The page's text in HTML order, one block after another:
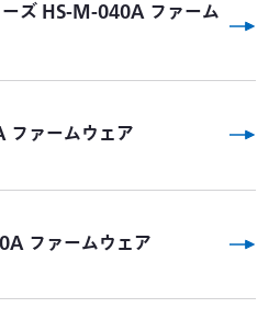
ズ HS-M-040A ファーム
ァームウェア
ファームウェア